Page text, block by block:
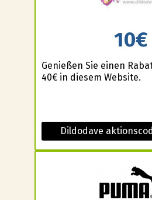
10€
Genießen Sie einen
40€ in diesem Website.
Dildodave